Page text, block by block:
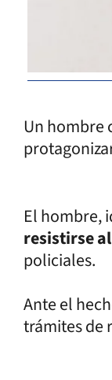
Un hombre
El hombre,
resistirse
policiales.
Ante el
trámites de